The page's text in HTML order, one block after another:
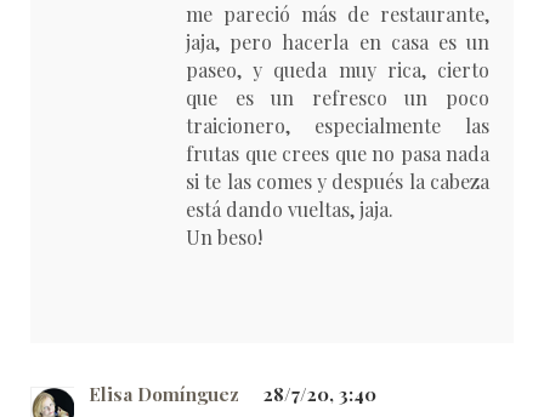
me pareció más de restaurante,
jaja, pero hacerla en casa es un
paseo, y queda muy rica, cierto
que es un refresco un poco
traicionero, especialmente las
frutas que crees que no pasa nada
si te las comes y después la cabeza
está dando vueltas, jaja.
Un beso!
Elisa Domínguez 28/7/20, 3:40